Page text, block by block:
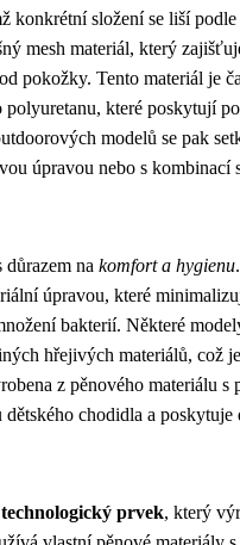
konkrétní složení se liší
mesh materiál, který
pokožky. Tento materiál je
které poskytují
modelů se pak
úpravou nebo s kombinací
na komfort a hygienu
úpravou, které
bakterií. Některé
hřejivých materiálů, což
z pěnového materiálu s
chodidla a poskytuje
prvek, který